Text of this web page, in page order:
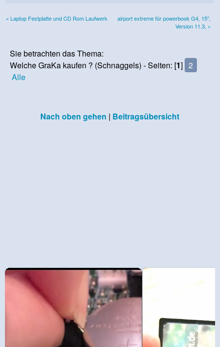
« Laptop Festplatte und CD Rom Laufwerk
airport extreme für powerbook G4, 15",
Version 11.3, »
Sie betrachten das Thema:
Welche GraKa kaufen ? (Schnaggels) - Seiten: [1] 2
Alle
Nach oben gehen | Beitragsübersicht